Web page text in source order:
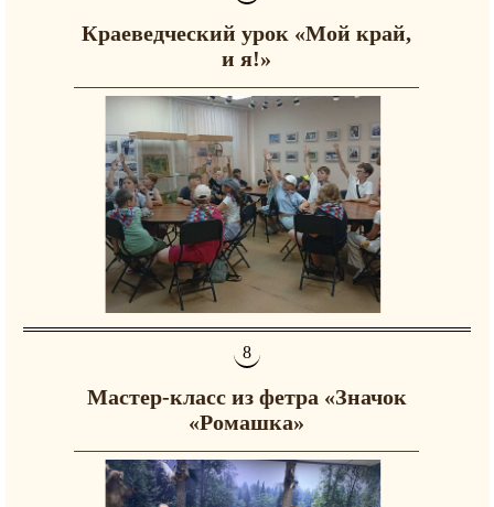
Краеведческий урок «Мой край,
и я!»
Мастер-класс из фетра «Значок
«Ромашка»